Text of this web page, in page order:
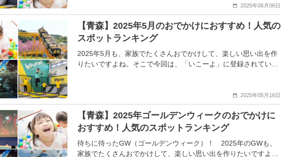
2025年06月06日
【青森】2025年5月のおでかけにおすすめ！人気の
スポットランキング
2025年5月も、家族でたくさんおでかけして、楽しい思い出を作
りたいですよね。そこで今回は、「いこーよ」に登録されてい…
2025年05月16日
【青森】2025年ゴールデンウィークのおでかけに
おすすめ！人気のスポットランキング
待ちに待ったGW（ゴールデンウィーク）！ 2025年のGWも、
家族でたくさんおでかけして、楽しい思い出を作りたいですよ…